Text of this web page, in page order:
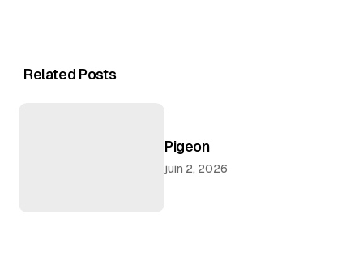
Related Posts
Pigeon
juin 2, 2026